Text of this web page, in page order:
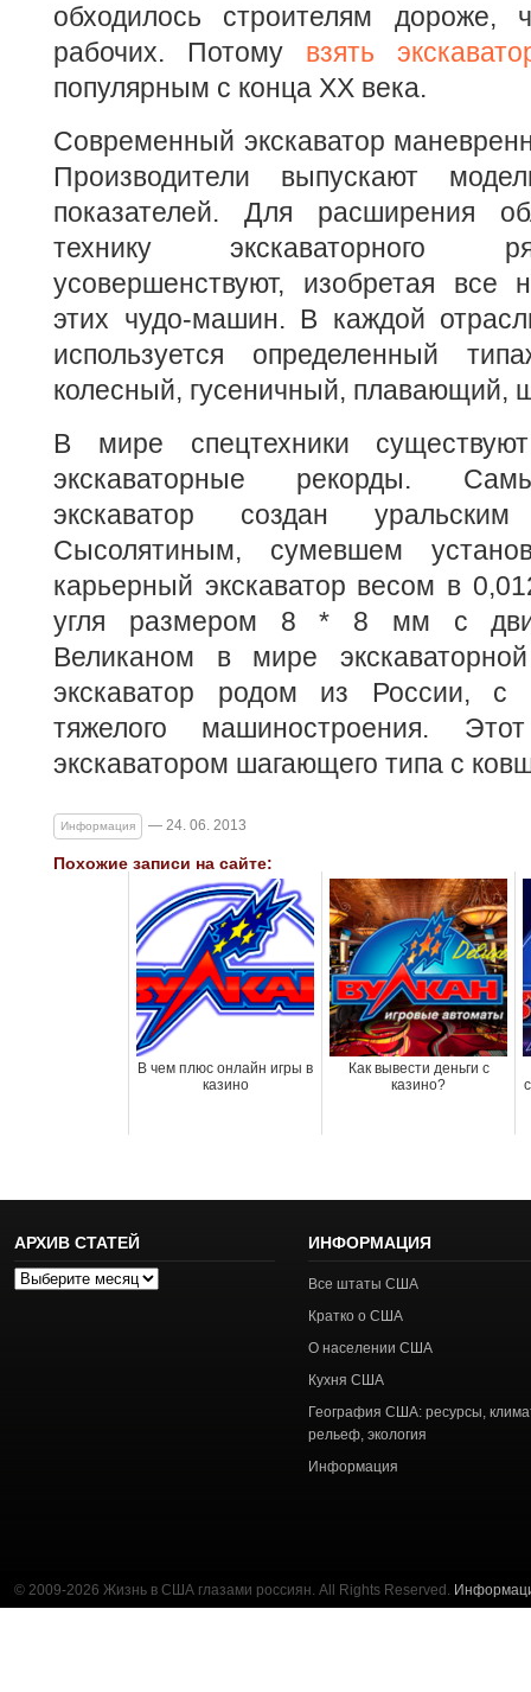
обходилось строителям
рабочих. Потому взять
популярным с конца XX века.
Современный экскаватор
Производители выпускают
показателей. Для расширения
технику экскаваторного
усовершенствуют, изобретая все
этих чудо-машин. В каждой
используется определенный
колесный, гусеничный, плавающий,
В мире спецтехники
экскаваторные рекорды.
экскаватор создан
Сысолятиным, сумевшем
карьерный экскаватор весом в
угля размером 8 * 8 мм с
Великаном в мире
экскаватор родом из России, с
тяжелого машиностроения.
экскаватором шагающего типа с
Информация — 24. 06. 2013
Похожие записи на сайте:
В чем плюс онлайн игры в
казино
Как вывести деньги с
казино?
АРХИВ СТАТЕЙ
Архив
ИНФОРМАЦИЯ
Все штаты США
Кратко о США
О населении США
Кухня США
География США: ресурсы,
рельеф, экология
Информация
© 2009-2026 Жизнь в США глазами россиян. All Rights Reserved.